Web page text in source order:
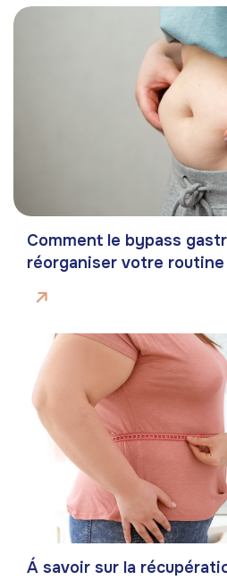
Comment le bypass
réorganiser votre routine
Á savoir sur la